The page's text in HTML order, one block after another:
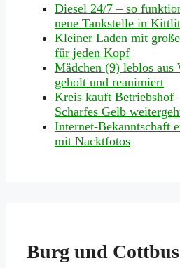
Diesel 24/7 – so
neue Tankstelle in
Kleiner Laden mit
für jeden Kopf
Mädchen (9) leblos aus
geholt und reanimiert
Kreis kauft Betriebshof
Scharfes Gelb
Internet-Bekanntschaft
mit Nacktfotos
Burg und Cottbus